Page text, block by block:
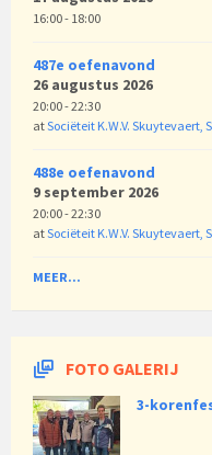
16:00 - 18:00
487e oefenavond
26 augustus 2026
20:00 - 22:30
atSociëteit K.W.V. Skuytevaert,
488e oefenavond
9 september 2026
20:00 - 22:30
atSociëteit K.W.V. Skuytevaert,
MEER...
FOTO GALERIJ
3-